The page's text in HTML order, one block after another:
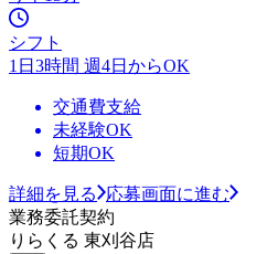
シフト
1日3時間 週4日からOK
交通費支給
未経験OK
短期OK
詳細を見る
応募画面に進む
業務委託契約
りらくる 東刈谷店